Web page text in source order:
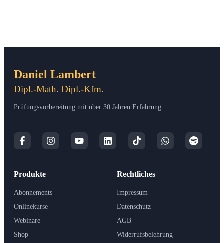
Daniel Lambert
Dipl.-Math. Dipl.-Kfm.
Prüfungsvorbereitung mit über 30 Jahren Erfahrung
Produkte
Abonnements
Onlinekurse
Webinare
Shop
Rechtliches
Impressum
Datenschutz
AGB
Widerrufsbelehrung